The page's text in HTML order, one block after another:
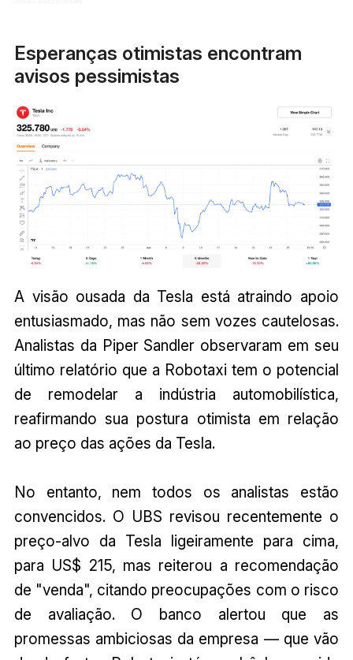
Esperanças otimistas encontram
avisos pessimistas
A visão ousada da Tesla está atraindo apoio
entusiasmado, mas não sem vozes cautelosas.
Analistas da Piper Sandler observaram em seu
último relatório que a Robotaxi tem o potencial
de remodelar a indústria automobilística,
reafirmando sua postura otimista em relação
ao preço das ações da Tesla.
No entanto, nem todos os analistas estão
convencidos. O UBS revisou recentemente o
preço-alvo da Tesla ligeiramente para cima,
para US$ 215, mas reiterou a recomendação
de "venda", citando preocupações com o risco
de avaliação. O banco alertou que as
promessas ambiciosas da empresa — que vão